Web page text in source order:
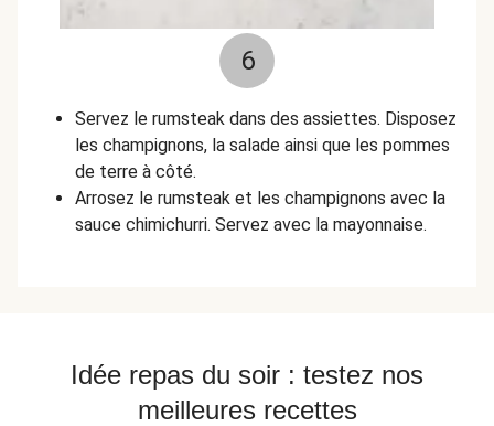
6
Servez le rumsteak dans des assiettes. Disposez
les champignons, la salade ainsi que les pommes
de terre à côté.
Arrosez le rumsteak et les champignons avec la
sauce chimichurri. Servez avec la mayonnaise.
Idée repas du soir : testez nos
meilleures recettes